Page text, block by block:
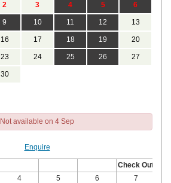
2 3 4 5 6
9 10 11 12 13
16 17 18 19 20
23 24 25 26 27
30
Not available on 4 Sep
Enquire
Check Out
4
5
6
7